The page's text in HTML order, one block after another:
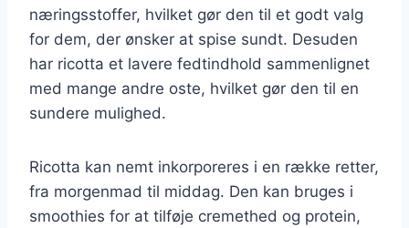
næringsstoffer, hvilket gør den til et godt valg
for dem, der ønsker at spise sundt. Desuden
har ricotta et lavere fedtindhold sammenlignet
med mange andre oste, hvilket gør den til en
sundere mulighed.
Ricotta kan nemt inkorporeres i en række retter,
fra morgenmad til middag. Den kan bruges i
smoothies for at tilføje cremethed og protein,